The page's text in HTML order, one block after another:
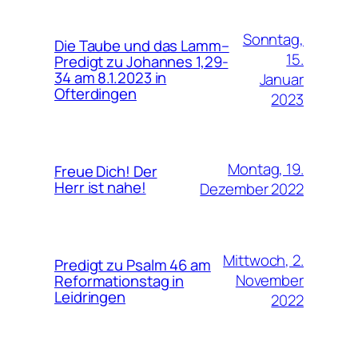
Die Taube und das Lamm–
Predigt zu Johannes 1,29-
34 am 8.1.2023 in
Ofterdingen
Sonntag,
15.
Januar
2023
Freue Dich! Der
Herr ist nahe!
Montag, 19.
Dezember 2022
Predigt zu Psalm 46 am
Reformationstag in
Leidringen
Mittwoch, 2.
November
2022